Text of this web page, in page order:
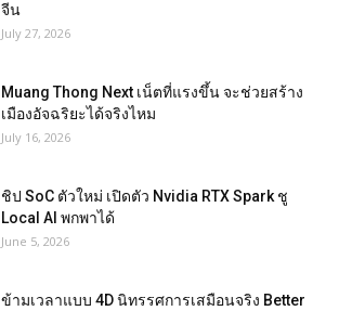
จีน
July 27, 2026
Muang Thong Next เน็ตที่แรงขึ้น จะช่วยสร้าง
เมืองอัจฉริยะได้จริงไหม
July 16, 2026
ชิป SoC ตัวใหม่ เปิดตัว Nvidia RTX Spark ชู
Local AI พกพาได้
June 5, 2026
ข้ามเวลาแบบ 4D นิทรรศการเสมือนจริง Better